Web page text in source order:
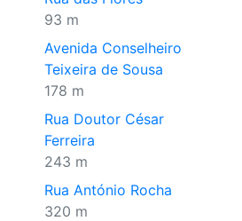
93 m
Avenida Conselheiro
Teixeira de Sousa
178 m
Rua Doutor César
Ferreira
243 m
Rua António Rocha
320 m